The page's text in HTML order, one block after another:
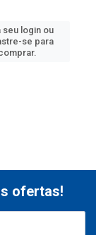
seu login ou
se para
ofertas!